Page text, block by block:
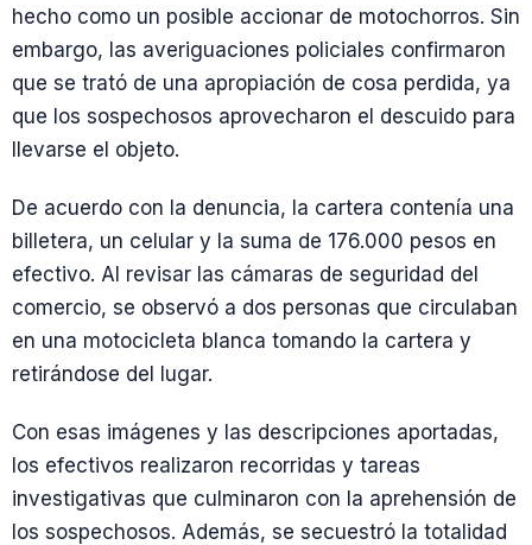
hecho como un posible accionar de motochorros. Sin
embargo, las averiguaciones policiales confirmaron
que se trató de una apropiación de cosa perdida, ya
que los sospechosos aprovecharon el descuido para
llevarse el objeto.
De acuerdo con la denuncia, la cartera contenía una
billetera, un celular y la suma de 176.000 pesos en
efectivo. Al revisar las cámaras de seguridad del
comercio, se observó a dos personas que circulaban
en una motocicleta blanca tomando la cartera y
retirándose del lugar.
Con esas imágenes y las descripciones aportadas,
los efectivos realizaron recorridas y tareas
investigativas que culminaron con la aprehensión de
los sospechosos. Además, se secuestró la totalidad